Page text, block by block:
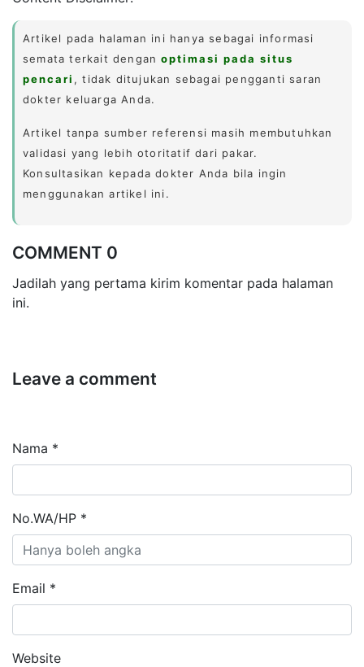
Artikel pada halaman ini hanya sebagai informasi
semata terkait denganoptimasi pada situs
pencari , tidak ditujukan sebagai pengganti saran
dokter keluarga Anda.
Artikel tanpa sumber referensi masih membutuhkan
validasi yang lebih otoritatif dari pakar.
Konsultasikan kepada dokter Anda bila ingin
menggunakan artikel ini.
COMMENT 0
Jadilah yang pertama kirim komentar pada halaman
ini.
Leave a comment
Nama *
No.WA/HP *
Email *
Website